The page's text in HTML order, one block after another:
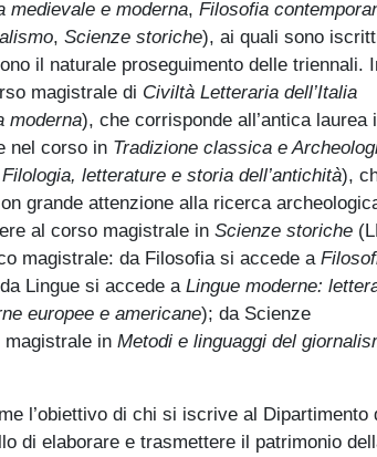
medievale e moderna, Filosofia
, Scienze storiche), ai quali sono
il naturale proseguimento delle triennali.
magistrale di Civiltà Letteraria dell’Italia
moderna), che corrisponde all’antica laurea
nel corso in Tradizione classica e
letterature e storia dell’antichità),
grande attenzione alla ricerca
al corso magistrale in Scienze storiche
magistrale: da Filosofia si accede a
Lingue si accede a Lingue moderne:
europee e americane); da Scienze
magistrale in Metodi e linguaggi del
l’obiettivo di chi si iscrive al Dipartimento
di elaborare e trasmettere il patrimonio